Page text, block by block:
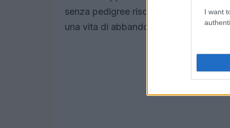
I want
senza pedigree rischiano di diventare
una vita di abbandono e isolamento.